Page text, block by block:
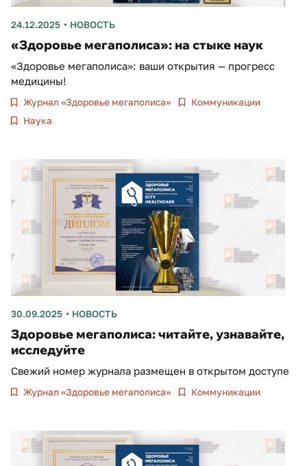
24.12.2025 НОВОСТЬ
«Здоровье мегаполиса»: на стыке наук
«Здоровье мегаполиса»: ваши открытия — прогресс
медицины!
Журнал «Здоровье мегаполиса»
Коммуникации
Наука
30.09.2025 НОВОСТЬ
Здоровье мегаполиса: читайте, узнавайте,
исследуйте
Свежий номер журнала размещен в открытом доступе
Журнал «Здоровье мегаполиса» Коммуникации